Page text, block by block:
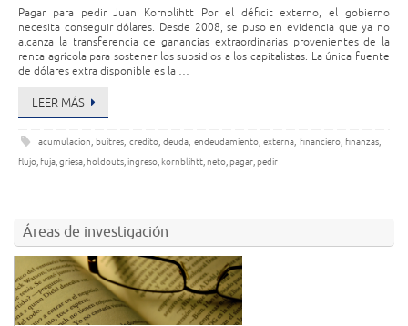
Pagar para pedir Juan Kornblihtt Por el déficit externo, el gobierno
necesita conseguir dólares. Desde 2008, se puso en evidencia que ya no
alcanza la transferencia de ganancias extraordinarias provenientes de la
renta agrícola para sostener los subsidios a los capitalistas. La única fuente
de dólares extra disponible es la …
LEER MÁS
acumulacion, buitres, credito,deuda, endeudamiento,externa, financiero, finanzas,
flujo, fuja,griesa, holdouts,ingreso, kornblihtt, neto, pagar, pedir
Áreas de investigación